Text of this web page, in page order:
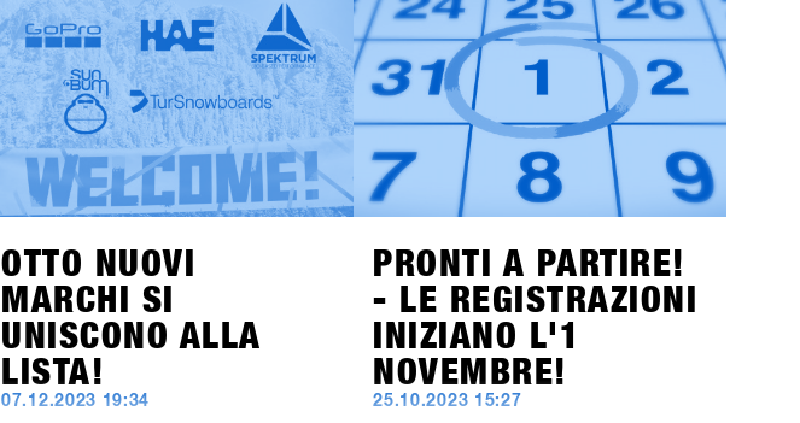
shops-1st-try.com.Le iscrizioni aprono
il 6 novembre tramite SHOPS 1
ST
BASE.Registra il tuo negozio in
anticipo e assicurati l’offerta esclusiva
early bird fino al 6 dicembre. Vieni a
Hochfügen dal 19 al 21 gennaio e
prova i prodotti più recenti di oltre 80
brand!
all'area di Hochfügen, offre
opportunità senza precedenti per
sviluppare il più grande evento B2B di
snowboard in Europa e portare i test
sulla neve ad un livello
successivo.Segnate sul calendario: le
date restano dal 19 al 21 gennaio
2025. Il concept definitivo per i brand
sarà svelato alla fine di luglio, e gli
inviti ai negozi saranno spediti entro la
fine di ottobre!
OTTO NUOVI
MARCHI SI
UNISCONO ALLA
LISTA!
07.12.2023 19:34
PRONTI A PARTIRE!
- LE REGISTRAZIONI
INIZIANO L'1
NOVEMBRE!
25.10.2023 15:27